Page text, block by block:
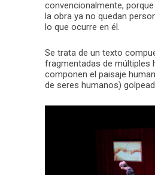
convencionalmente,
la obra ya no quedan
lo que ocurre en él.
Se trata de un texto
fragmentadas de múltiples
componen el paisaje
de seres humanos)